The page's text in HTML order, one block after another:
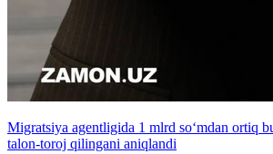
Migratsiya agentligida 1 mlrd so‘mdan ortiq
talon-toroj qilingani aniqlandi